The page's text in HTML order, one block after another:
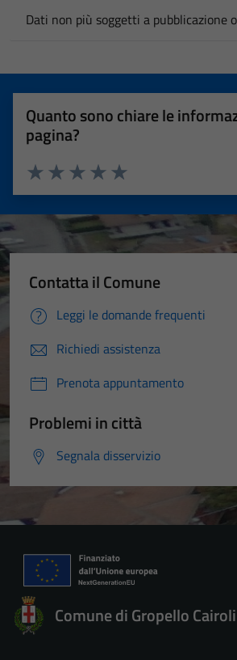
Dati non più soggetti a pubblicazione
Quanto sono chiare le
pagina?
Valuta 5 stelle su 5
Valuta 4 stelle su 5
Valuta 3 stelle su 5
Valuta 2 stelle su 5
Valuta 1 stelle su 5
Contatta il Comune
Leggi le domande frequenti
Richiedi assistenza
Prenota appuntamento
Problemi in città
Segnala disservizio
Comune di Gropello Cairoli